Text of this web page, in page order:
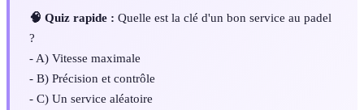
🧠 Quiz rapide : Quelle est la clé d'un bon service au padel
?
- A) Vitesse maximale
- B) Précision et contrôle
- C) Un service aléatoire